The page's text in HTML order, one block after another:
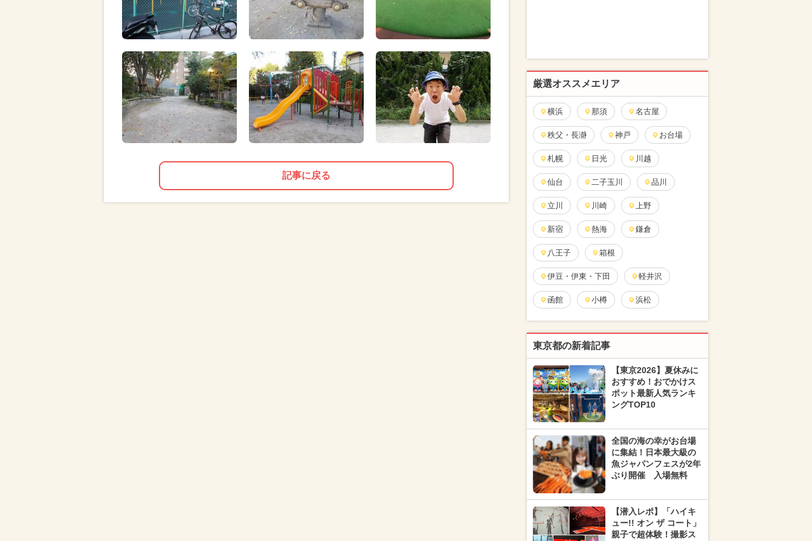
記事に戻る
厳選オススメエリア
横浜 那須 名古屋
秩父・長瀞 神戸 お台場
札幌 日光 川越
仙台 二子玉川 品川
立川 川崎 上野
新宿 熱海 鎌倉
八王子 箱根
伊豆・伊東・下田 軽井沢
函館 小樽 浜松
東京都の新着記事
【東京2026】夏休みに
おすすめ！おでかけス
ポット最新人気ランキ
ングTOP10
全国の海の幸がお台場
に集結！日本最大級の
魚ジャパンフェスが2年
ぶり開催 入場無料
【潜入レポ】「ハイキ
ュー!! オン ザ コート」
親子で超体験！撮影ス